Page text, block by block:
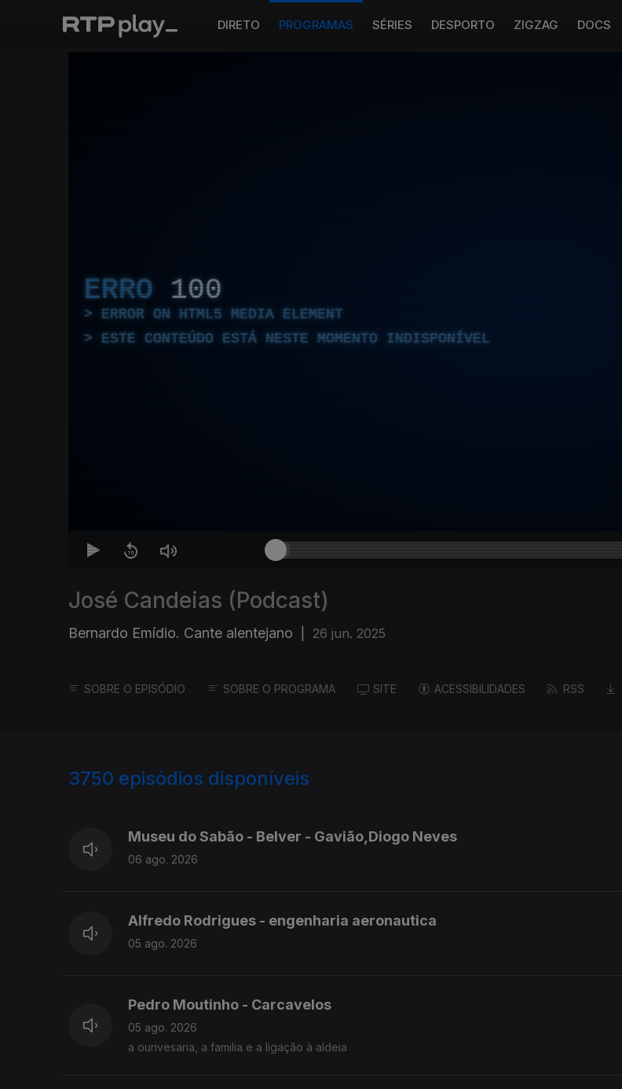
DIRETO PROGRAMAS SÉRIES DESPORTO ZIGZAG DOCS
ERRO 100
ERROR ON HTML5 MEDIA ELEMENT
ESTE CONTEÚDO ESTÁ NESTE MOMENTO INDISPONÍVEL
José Candeias (Podcast)
Bernardo Emídio. Cante alentejano 26 jun. 2025
SOBRE O EPISÓDIO SOBRE O PROGRAMA SITE ACESSIBILIDADES RSS
3750 episódios disponíveis
Museu do Sabão - Belver - Gavião,Diogo Neves
06 ago. 2026
Alfredo Rodrigues - engenharia aeronautica
05 ago. 2026
Pedro Moutinho - Carcavelos
05 ago. 2026
a ourivesaria, a familia e a ligação à aldeia